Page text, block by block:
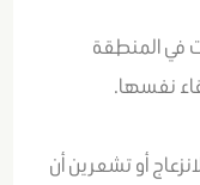
في المنطقة
نفسها.
أو تشعرين أن